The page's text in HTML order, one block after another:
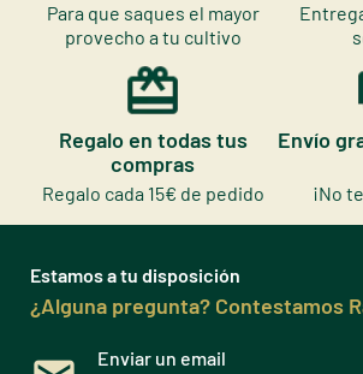
Para que saques el mayor
provecho a tu cultivo
Regalo en todas tus
compras
Regalo cada 15€ de pedido
Envío
¡No
Estamos a tu disposición
¿Alguna pregunta? Contestamos
Enviar un email